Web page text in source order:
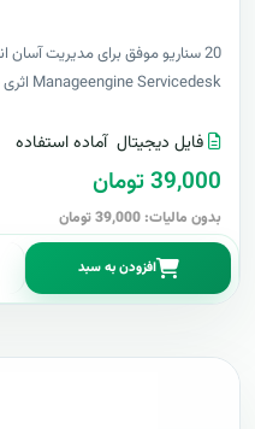
20 سناریو موفق برای مدیریت
Manageengine Servicedesk اثری برای تمام..
فایل دیجیتال آماده استفاده
39,000 تومان
بدون مالیات: 39,000 تومان
افزودن به سبد